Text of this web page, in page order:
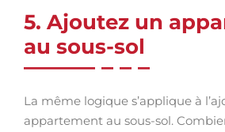
5. Ajoutez un
au sous-sol
La même logique s’applique à
appartement au sous-sol.